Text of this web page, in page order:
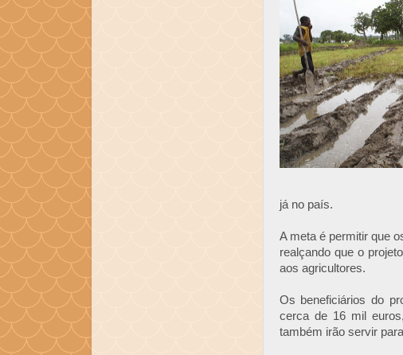
já no país.
A meta é permitir que
realçando que o
aos agricultores.
Os beneficiários do
cerca de 16 mil
também irão servir